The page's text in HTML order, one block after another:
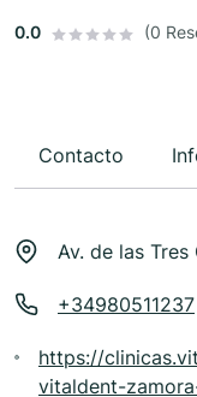
0.0 (0
Contacto
Av. de las
+34980511237
https://
vitaldent-